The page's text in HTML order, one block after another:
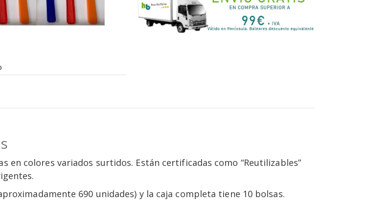
en colores variados surtidos. Están certificadas como “Reutilizables”
690 unidades) y la caja completa tiene 10 bolsas.